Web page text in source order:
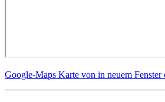
Google-Maps Karte von in neuem Fenster